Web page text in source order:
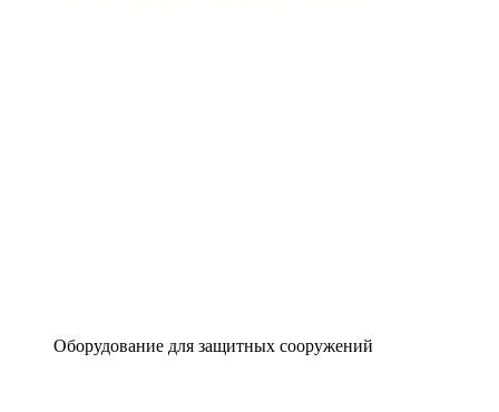
Оборудование для защитных сооружений